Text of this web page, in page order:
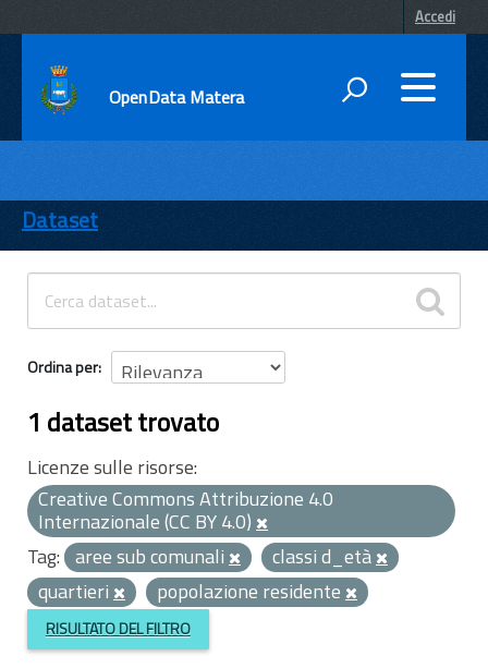
Accedi
OpenData Matera
ENTI
TEMI
INFORMAZIONI
Dataset
Ordina per
1 dataset trovato
Licenze sulle risorse:
Creative Commons Attribuzione 4.0
Internazionale (CC BY 4.0)
Tag: aree sub comunali
classi d_età
quartieri
popolazione residente
RISULTATO DEL FILTRO